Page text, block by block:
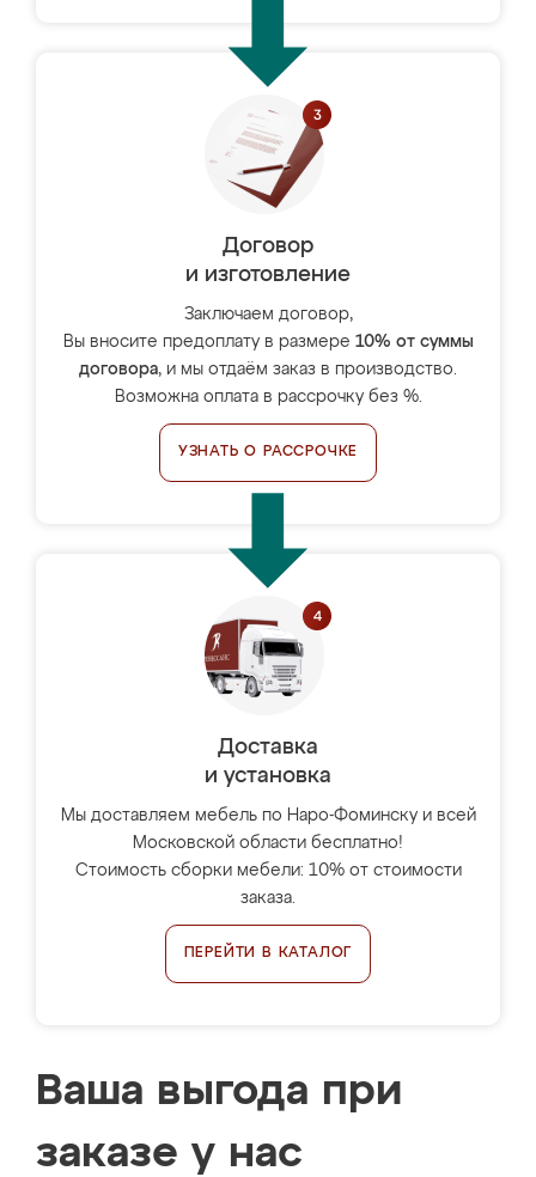
Договор
и изготовление
Заключаем договор,
Вы вносите предоплату в размере 10% от суммы
договора, и мы отдаём заказ в производство.
Возможна оплата в рассрочку без %.
УЗНАТЬ О РАССРОЧКЕ
Доставка
и установка
Мы доставляем мебель по Наро-Фоминску и всей
Московской области бесплатно!
Стоимость сборки мебели: 10% от стоимости
заказа.
ПЕРЕЙТИ В КАТАЛОГ
Ваша выгода при
заказе у нас